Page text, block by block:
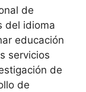
de
del idioma
educación
servicios
de
de